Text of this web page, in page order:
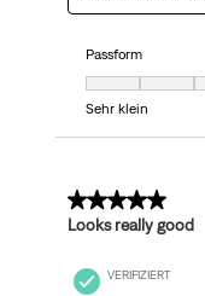
Passform
Passform, 4 von 7,
Sehr klein
5 von 5 Sternen.
Looks really good
VERIFIZIERT